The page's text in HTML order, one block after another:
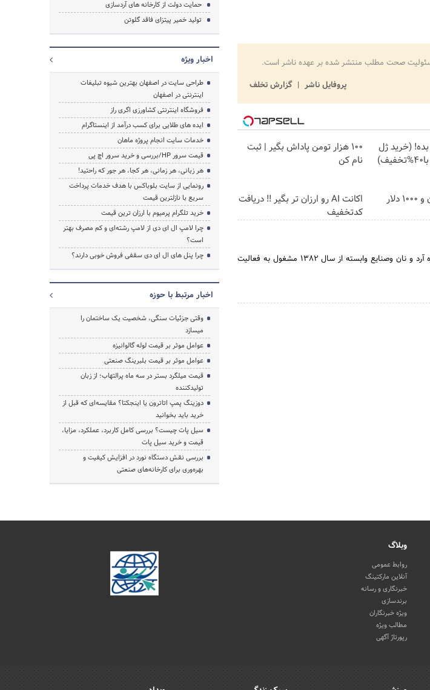
صحت مطلب منتشر شده بر عهده ناشر است.
پروفایل ناشر
گزارش تخلف
(خرید ژل
100 هزار تومن پاداش بگیر | ثبت
نام کن
گردونه رو بچرخون و 1000 دلار
اکانت AI رو ارزان تر بگیر !! دریافت
کدتخفیف
پایگاه خبری نگاه هستی خبر فعال در حوزه انتشار اخبار حوزه آرد و نان وصنایع وابسته از سال 1382 مشغول به فعالیت
حمایت دولت از کارخانه های آردسازی
تولید خمیر پیتزای فاقد گلوتن
اخبار ویژه
طراحی سایت در اصفهان بهترین شیوه تبلیغات
اینترنتی در اصفهان
فروشگاه اینترنتی کشاورزی اگری راز
ایده های طلایی برای کسب درآمد از اینستاگرام
خدمات سایت انجام پروژه ماهان
قیمت سرور HP/بررسی و خرید سرور اچ پی
هر زبانی، هر زمانی، هر کجا، هر جور که راحتید!
رونمایی از سایت بلوباکس با هدف خدمات پرداخت
سریع با نازلترین قیمت
خرید تلگرام پرمیوم با ارزان ترین قیمت
چرا لامپ ال ای دی از لامپ رشته‌ای و کم مصرف بهتر
است؟
چرا پنل های ال ای دی سقفی فروش خوبی دارند؟
اخبار مرتبط با حوزه
وقتی جزئیات سنگی، شخصیت یک ساختمان را
میسازد
عوامل موثر بر قیمت لوله گالوانیزه
عوامل موثر بر قیمت بلبرینگ صنعتی
قیمت میلگرد بستر در سه ماه پرالتهاب؛ از زبان
تولیدکننده
دوزینگ پمپ اتاترون یا اینجکتا؟ مقایسه‌ای که قبل از
خرید باید بخوانید
سیل پات چیست؟ بررسی کامل کاربرد، عملکرد، مزایا،
قیمت و خرید سیل پات
بررسی نقش دستگاه نورد در افزایش کیفیت و
بهره‌وری برای کارخانه‌های صنعتی
وبلاگ
روابط عمومی
آنلاین مارکتینگ
خبرنگاری و رسانه
برندسازی
ویژه خبرنگاران
مطالب ویژه
رپورتاژ آگهی